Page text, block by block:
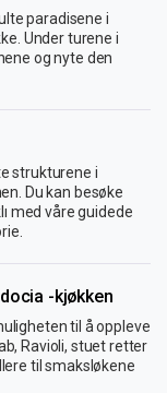
paradisene i
Under turene i
og nyte den
strukturene i
Du kan besøke
med våre guidede
-kjøkken
til å oppleve
Ravioli, stuet retter
til smaksløkene